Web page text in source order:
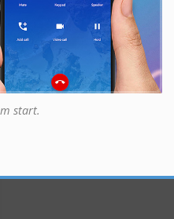
start.